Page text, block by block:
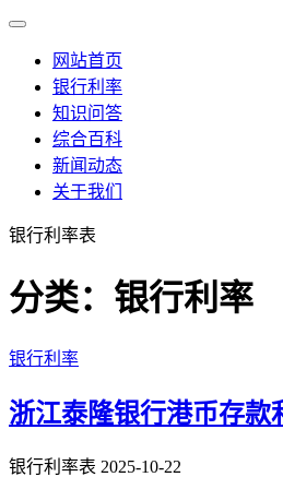
网站首页
银行利率
知识问答
综合百科
新闻动态
关于我们
银行利率表
分类：银行利率
银行利率
浙江泰隆银行港币存款
银行利率表 2025-10-22